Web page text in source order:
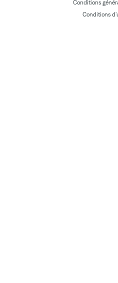
Conditions
Conditions